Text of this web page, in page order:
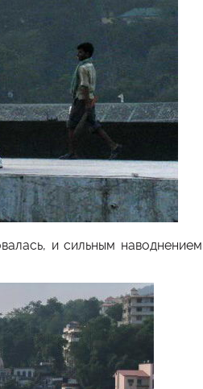
и сильным наводнением